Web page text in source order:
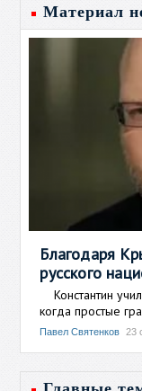
Материал
Благодаря
русского
Константин
когда простые
Павел Святенков 23